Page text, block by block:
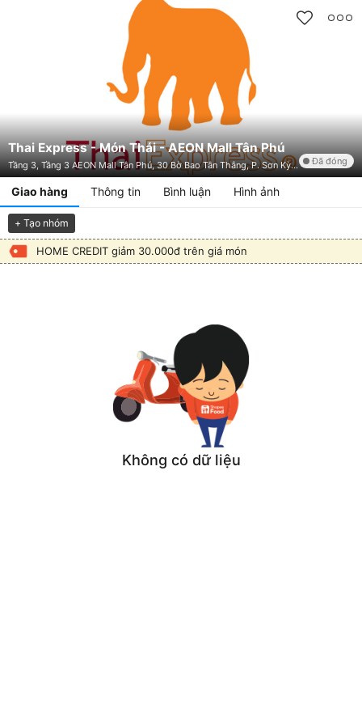
Thai Express - Món Thái - AEON Mall Tân Phú
Tầng 3, Tầng 3 AEON Mall Tân Phú, 30 Bờ Bao Tân Thắng, P. Sơn Kỳ, Tân Phú, TP. HCM Đã đóng
Giao hàng Thông tin Bình luận Hình ảnh
+ Tạo nhóm
HOME CREDIT giảm 30.000đ trên giá món
Không có dữ liệu